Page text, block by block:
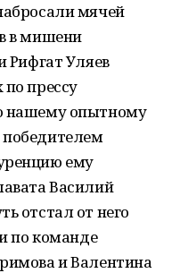
мячей
в мишени
Рифгат Уляев
по прессу
нашему опытному
ему
Василий
отстал от него
по команде
и Валентина